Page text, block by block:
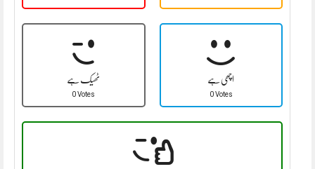
ٹھیک ہے
0 Votes
اچھی ہے
0 Votes